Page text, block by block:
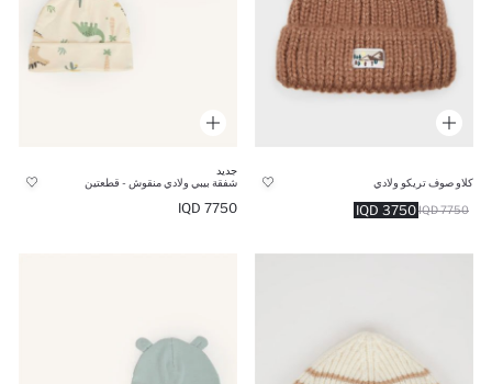
كلاو صوف تريكو ولادي
3750 IQD 7750 IQD
جديد
شفقة بيبي ولادي منقوش - قطعتين
7750 IQD